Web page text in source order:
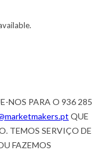
NOS PARA O 936 285
QUE
TEMOS SERVIÇO DE
FAZEMOS